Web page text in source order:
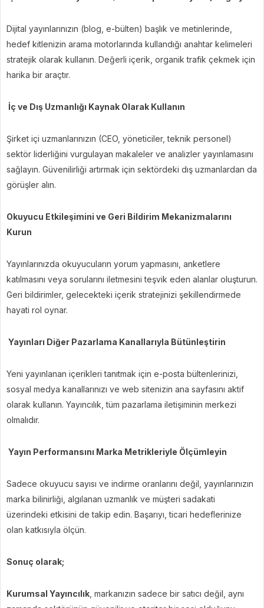
Dijital yayınlarınızın (blog, e-bülten) başlık ve metinlerinde,
hedef kitlenizin arama motorlarında kullandığı anahtar kelimeleri
stratejik olarak kullanın. Değerli içerik, organik trafik çekmek için
harika bir araçtır.
İç ve Dış Uzmanlığı Kaynak Olarak Kullanın
Şirket içi uzmanlarınızın (CEO, yöneticiler, teknik personel)
sektör liderliğini vurgulayan makaleler ve analizler yayınlamasını
sağlayın. Güvenilirliği artırmak için sektördeki dış uzmanlardan da
görüşler alın.
Okuyucu Etkileşimini ve Geri Bildirim Mekanizmalarını
Kurun
Yayınlarınızda okuyucuların yorum yapmasını, anketlere
katılmasını veya sorularını iletmesini teşvik eden alanlar oluşturun.
Geri bildirimler, gelecekteki içerik stratejinizi şekillendirmede
hayati rol oynar.
Yayınları Diğer Pazarlama Kanallarıyla Bütünleştirin
Yeni yayınlanan içerikleri tanıtmak için e-posta bültenlerinizi,
sosyal medya kanallarınızı ve web sitenizin ana sayfasını aktif
olarak kullanın. Yayıncılık, tüm pazarlama iletişiminin merkezi
olmalıdır.
Yayın Performansını Marka Metrikleriyle Ölçümleyin
Sadece okuyucu sayısı ve indirme oranlarını değil, yayınlarınızın
marka bilinirliği, algılanan uzmanlık ve müşteri sadakati
üzerindeki etkisini de takip edin. Başarıyı, ticari hedeflerinize
olan katkısıyla ölçün.
Sonuç olarak;
Kurumsal Yayıncılık , markanızın sadece bir satıcı değil, aynı